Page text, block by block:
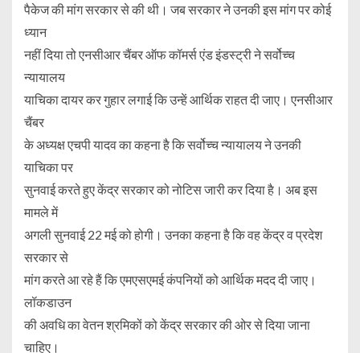
पैकेज की मांग सरकार से की थी। जब सरकार ने उनकी इस मांग पर कोई
ध्यान
नहीं दिया तो एनसीआर चैंबर ऑफ कॉमर्स एंड इंडस्ट्री ने सर्वोच्च
न्यायालय
याचिका दायर कर गुहार लगाई कि उन्हें आर्थिक राहत दी जाए। एनसीआर
चैंबर
के अध्यक्ष एचपी यादव का कहना है कि सर्वोच्च न्यायालय ने उनकी
याचिका पर
सुनवाई करते हुए केंद्र सरकार को नोटिस जारी कर दिया है। अब इस
मामले में
अगली सुनवाई 22 मई को होगी। उनका कहना है कि वह केंद्र व प्रदेश
सरकार से
मांग करते आ रहे हैं कि एमएसएमई कंपनियों को आर्थिक मदद दी जाए।
लॉकडाउन
की अवधि का वेतन श्रमिकों को केंद्र सरकार की ओर से दिया जाना
चाहिए।